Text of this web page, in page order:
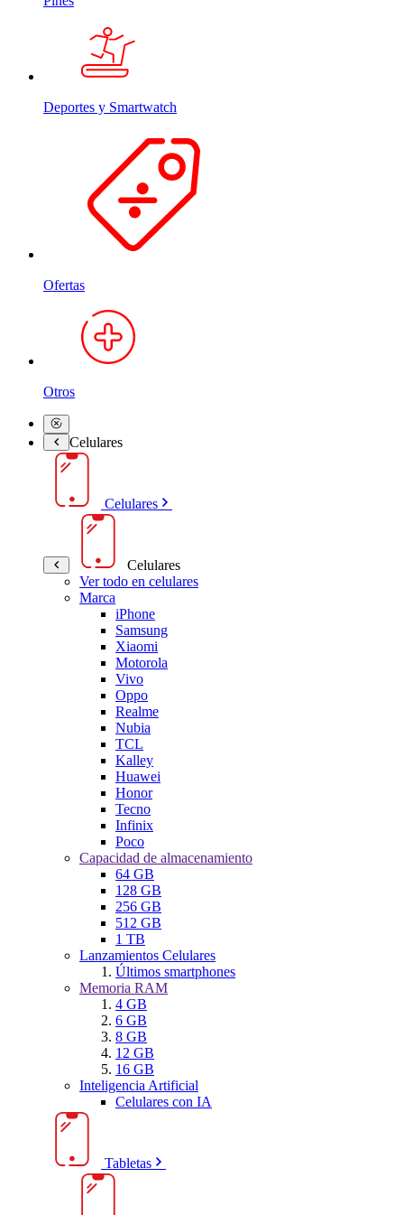
Deportes y Smartwatch
Ofertas
Otros
Celulares
Celulares
Celulares
Ver todo en celulares
Marca
iPhone
Samsung
Xiaomi
Motorola
Vivo
Oppo
Realme
Nubia
TCL
Kalley
Huawei
Honor
Tecno
Infinix
Poco
Capacidad de almacenamiento
64 GB
128 GB
256 GB
512 GB
1 TB
Lanzamientos Celulares
Últimos smartphones
Memoria RAM
4 GB
6 GB
8 GB
12 GB
16 GB
Inteligencia Artificial
Celulares con IA
Tabletas